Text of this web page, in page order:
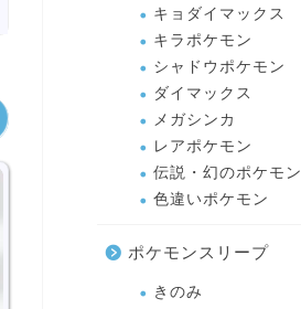
キョダイマックス
キラポケモン
シャドウポケモン
ダイマックス
メガシンカ
レアポケモン
伝説・幻のポケモン
色違いポケモン
ポケモンスリープ
きのみ